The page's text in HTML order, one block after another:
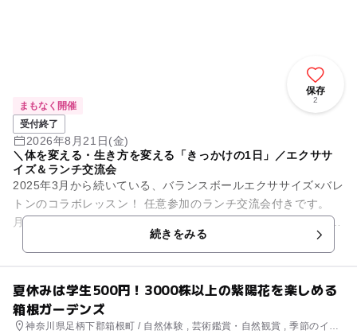
保存
2
まもなく開催
受付終了
2026年8月21日(金)
＼体を変える・生き方を変える「きっかけの1日」／エクササ
イズ＆ランチ交流会
2025年3月から続いている、バランスボールエクササイズ×バレ
トンのコラボレッスン！ 任意参加のランチ交流会付きです。
月に１回、リフレッシュ＆健康習慣づくりに来ませんか？ 子育
続きをみる
夏休みは学生500円！3000株以上の紫陽花を楽しめる
箱根ガーデンズ
神奈川県足柄下郡箱根町 / 自然体験 , 芸術鑑賞・自然観賞 , 季節のイベ